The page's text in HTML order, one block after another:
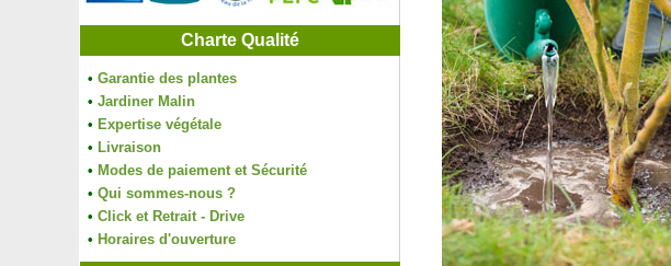
Charte Qualité
• Garantie des plantes
• Jardiner Malin
• Expertise végétale
• Livraison
• Modes de paiement et Sécurité
• Qui sommes-nous ?
• Click et Retrait - Drive
• Horaires d'ouverture